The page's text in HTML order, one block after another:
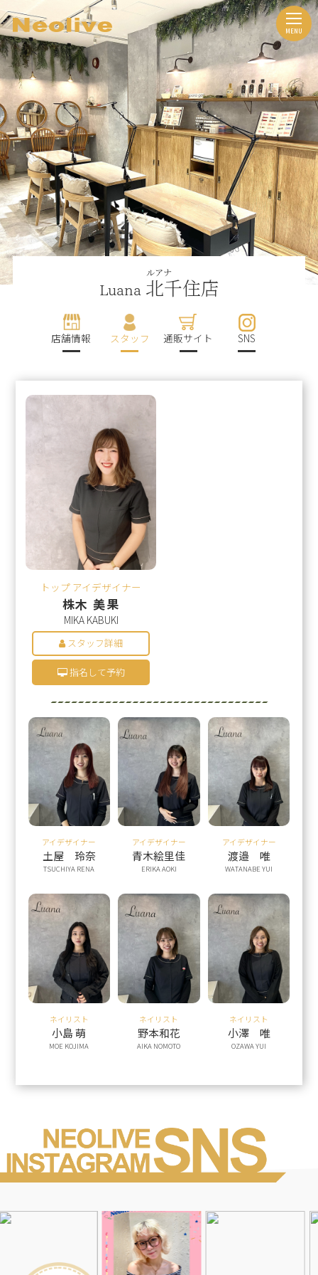
ルアナ
Luana 北千住店
店舗情報 スタッフ 通販サイト SNS
トップ アイデザイナー
株木 美果
MIKA KABUKI
スタッフ詳細
指名して予約
アイデザイナー
土屋 玲奈
TSUCHIYA RENA
アイデザイナー
青木絵里佳
ERIKA AOKI
アイデザイナー
渡邉 唯
WATANABE YUI
ネイリスト
小島 萌
MOE KOJIMA
ネイリスト
野本和花
AIKA NOMOTO
ネイリスト
小澤 唯
OZAWA YUI